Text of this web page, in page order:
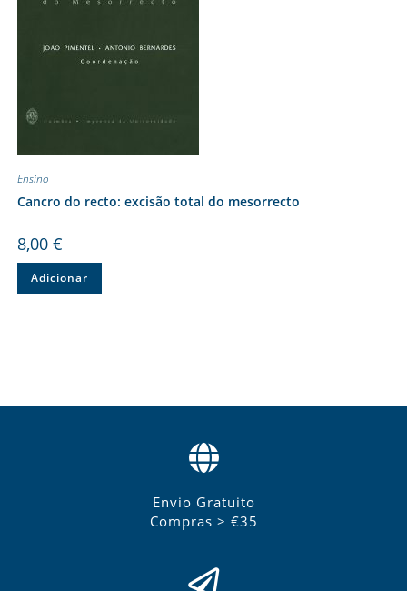
Ensino
Cancro do recto: excisão total do mesorrecto
8,00 €
Adicionar
Envio Gratuito
Compras > €35